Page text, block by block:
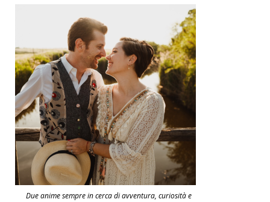
Due anime sempre in cerca di avventura, curiosità e